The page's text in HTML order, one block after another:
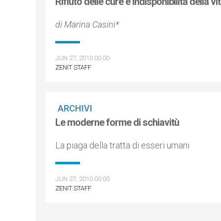
di Marina Casini*
JUN 27, 2010 00:00
ZENIT STAFF
ARCHIVI
Le moderne forme di schiavitù
La piaga della tratta di esseri umani
JUN 27, 2010 00:00
ZENIT STAFF